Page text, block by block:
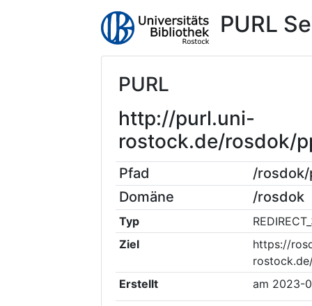
PURL
PURL
http://purl.uni-
rostock.de/rosdok/
Pfad
/
Domäne
/rosdok
Typ
Ziel
https://
Erstellt
am 2023-